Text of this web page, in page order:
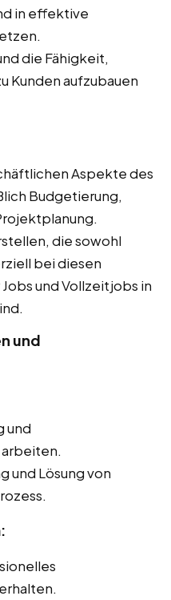
in effektive
die Fähigkeit,
Kunden aufzubauen
Aspekte des
Budgetierung,
die sowohl
bei diesen
und Vollzeitjobs in
und
und
und Lösung von